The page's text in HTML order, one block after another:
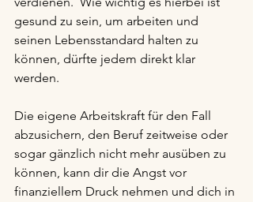
gesund zu sein, um arbeiten und
seinen Lebensstandard halten zu
können, dürfte jedem direkt klar
werden.
Die eigene Arbeitskraft für den Fall
abzusichern, den Beruf zeitweise oder
sogar gänzlich nicht mehr ausüben zu
können, kann dir die Angst vor
finanziellem Druck nehmen und dich in